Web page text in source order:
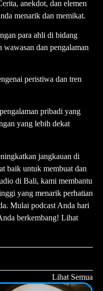
anekdot, dan elemen
menarik dan memikat.
para ahli di bidang
dan pengalaman
peristiwa dan tren
pribadi yang
yang lebih dekat
jangkauan di
baik untuk membuat dan
di Bali, kami membantu
yang menarik perhatian
Mulai podcast Anda hari
berkembang! Lihat
Lihat Semua